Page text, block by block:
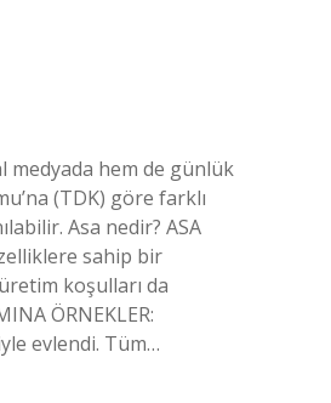
medyada hem de günlük
(TDK) göre farklı
Asa nedir? ASA
sahip bir
koşulları da
ÖRNEKLER:
evlendi. Tüm…